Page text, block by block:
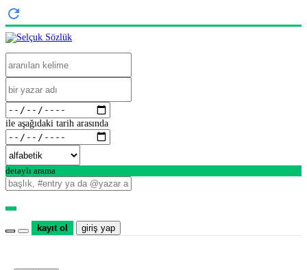
ile aşağıdaki tarih arasında
detaylı arama
kayıt ol giriş yap